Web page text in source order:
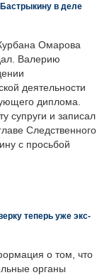
в деле
Омарова
Валерию
деятельности
диплома.
супруги и записал
Следственного
с просьбой
теперь уже экс-
о том, что
органы